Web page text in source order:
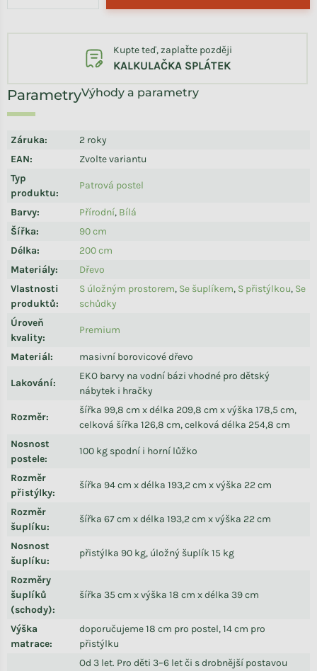
Výhody a parametry
Záruka:
2 roky
EAN:
Zvolte variantu
Typ
produktu:
Patrová postel
Barvy: Přírodní, Bílá
Šířka:
90 cm
Délka:
200 cm
Materiály:
Dřevo
Vlastnosti
produktů:
S úložným prostorem, Se šuplíkem, S přistýlkou, Se
schůdky
Úroveň
kvality:
Premium
Materiál: masivní borovicové dřevo
Lakování:
EKO barvy na vodní bázi vhodné pro dětský
nábytek i hračky
Rozměr:
šířka 99,8 cm x délka 209,8 cm x výška 178,5 cm,
celková šířka 126,8 cm, celková délka 254,8 cm
Nosnost
postele:
100 kg spodní i horní lůžko
Rozměr
přistýlky:
šířka 94 cm x délka 193,2 cm x výška 22 cm
Rozměr
šuplíku:
šířka 67 cm x délka 193,2 cm x výška 22 cm
Nosnost
šuplíku:
přistýlka 90 kg, úložný šuplík 15 kg
Rozměry
šuplíků
(schody):
šířka 35 cm x výška 18 cm x délka 39 cm
Výška
matrace:
doporučujeme 18 cm pro postel, 14 cm pro
přistýlku
Od 3 let. Pro děti 3–6 let či s drobnější postavou
Kupte teď, zaplaťte později
KALKULAČKA SPLÁTEK